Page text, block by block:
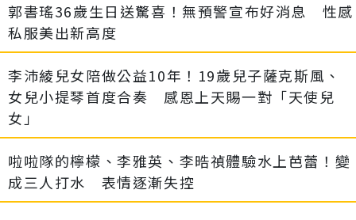
郭書瑤36歲生日送驚喜！無預警宣布好消息 性感
私服美出新高度
李沛綾兒女陪做公益10年！19歲兒子薩克斯風、
女兒小提琴首度合奏 感恩上天賜一對「天使兒
女」
啦啦隊的檸檬、李雅英、李晧禎體驗水上芭蕾！變
成三人打水 表情逐漸失控